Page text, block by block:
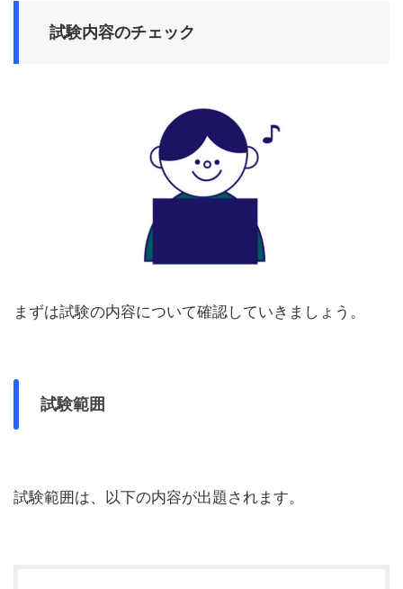
試験内容のチェック
まずは試験の内容について確認していきましょう。
試験範囲
試験範囲は、以下の内容が出題されます。